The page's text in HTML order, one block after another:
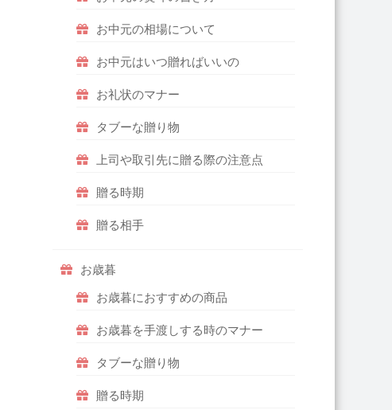
お中元の相場について
お中元はいつ贈ればいいの
お礼状のマナー
タブーな贈り物
上司や取引先に贈る際の注意点
贈る時期
贈る相手
お歳暮
お歳暮におすすめの商品
お歳暮を手渡しする時のマナー
タブーな贈り物
贈る時期